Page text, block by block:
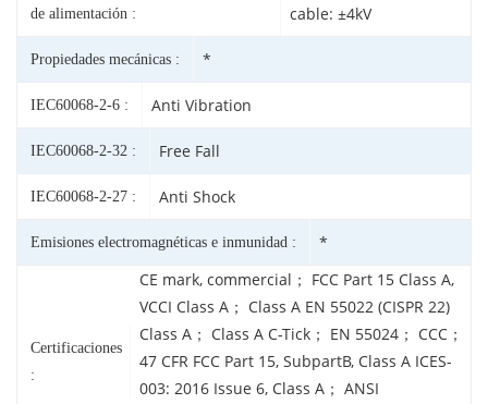
de alimentación :
cable: ±4kV
Propiedades mecánicas : *
IEC60068-2-6 : Anti Vibration
IEC60068-2-32 : Free Fall
IEC60068-2-27 : Anti Shock
Emisiones electromagnéticas e inmunidad : *
Certificaciones
:
CE mark, commercial； FCC Part 15 Class A,
VCCI Class A； Class A EN 55022 (CISPR 22)
Class A； Class A C-Tick； EN 55024； CCC；
47 CFR FCC Part 15, SubpartB, Class A ICES-
003: 2016 Issue 6, Class A； ANSI